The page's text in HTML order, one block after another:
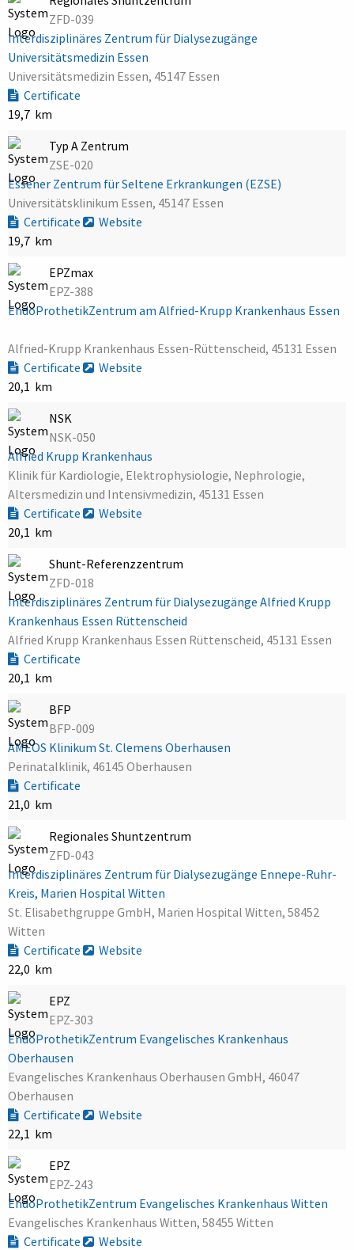
ZFD-039
Interdisziplinäres Zentrum für Dialysezugänge
Universitätsmedizin Essen
Universitätsmedizin Essen, 45147 Essen
Certificate
19,7 km
Typ A Zentrum
ZSE-020
Essener Zentrum für Seltene Erkrankungen (EZSE)
Universitätsklinikum Essen, 45147 Essen
Certificate
Website
19,7 km
EPZmax
EPZ-388
EndoProthetikZentrum am Alfried-Krupp Krankenhaus Essen
Alfried-Krupp Krankenhaus Essen-Rüttenscheid, 45131 Essen
Certificate
Website
20,1 km
NSK
NSK-050
Alfried Krupp Krankenhaus
Klinik für Kardiologie, Elektrophysiologie, Nephrologie,
Altersmedizin und Intensivmedizin, 45131 Essen
Certificate
Website
20,1 km
Shunt-Referenzzentrum
ZFD-018
Interdisziplinäres Zentrum für Dialysezugänge Alfried Krupp
Krankenhaus Essen Rüttenscheid
Alfried Krupp Krankenhaus Essen Rüttenscheid, 45131 Essen
Certificate
20,1 km
BFP
BFP-009
AMEOS Klinikum St. Clemens Oberhausen
Perinatalklinik, 46145 Oberhausen
Certificate
21,0 km
Regionales Shuntzentrum
ZFD-043
Interdisziplinäres Zentrum für Dialysezugänge Ennepe-Ruhr-
Kreis, Marien Hospital Witten
St. Elisabethgruppe GmbH, Marien Hospital Witten, 58452
Witten
Certificate
Website
22,0 km
EPZ
EPZ-303
EndoProthetikZentrum Evangelisches Krankenhaus
Oberhausen
Evangelisches Krankenhaus Oberhausen GmbH, 46047
Oberhausen
Certificate
Website
22,1 km
EPZ
EPZ-243
EndoProthetikZentrum Evangelisches Krankenhaus Witten
Evangelisches Krankenhaus Witten, 58455 Witten
Certificate
Website